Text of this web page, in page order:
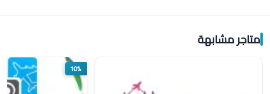
متاجر مشابهة
10%